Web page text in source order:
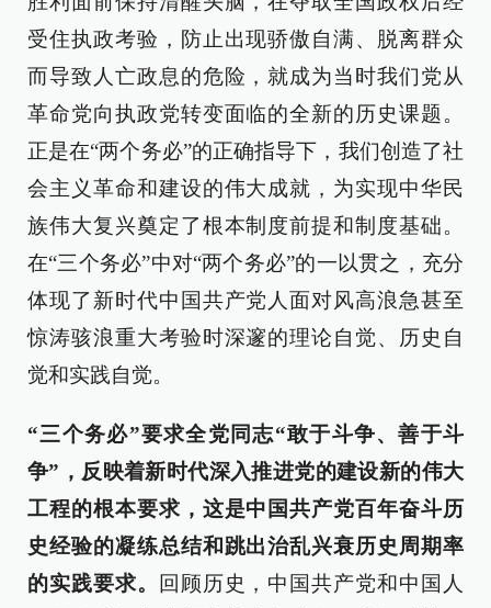
受住执政考验，防止出现骄傲自满、脱离群众
而导致人亡政息的危险，就成为当时我们党从
革命党向执政党转变面临的全新的历史课题。
正是在“两个务必”的正确指导下，我们创造了社
会主义革命和建设的伟大成就，为实现中华民
族伟大复兴奠定了根本制度前提和制度基础。
在“三个务必”中对“两个务必”的一以贯之，充分
体现了新时代中国共产党人面对风高浪急甚至
惊涛骇浪重大考验时深邃的理论自觉、历史自
觉和实践自觉。
“三个务必”要求全党同志“敢于斗争、善于斗
争”，反映着新时代深入推进党的建设新的伟大
工程的根本要求，这是中国共产党百年奋斗历
史经验的凝练总结和跳出治乱兴衰历史周期率
的实践要求。
回顾历史，中国共产党和中国人